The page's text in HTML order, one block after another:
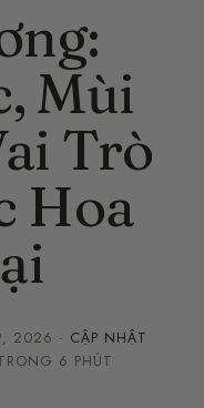
Mùi
Trò
Hoa
2026 · CẬP NHẬT
6 PHÚT